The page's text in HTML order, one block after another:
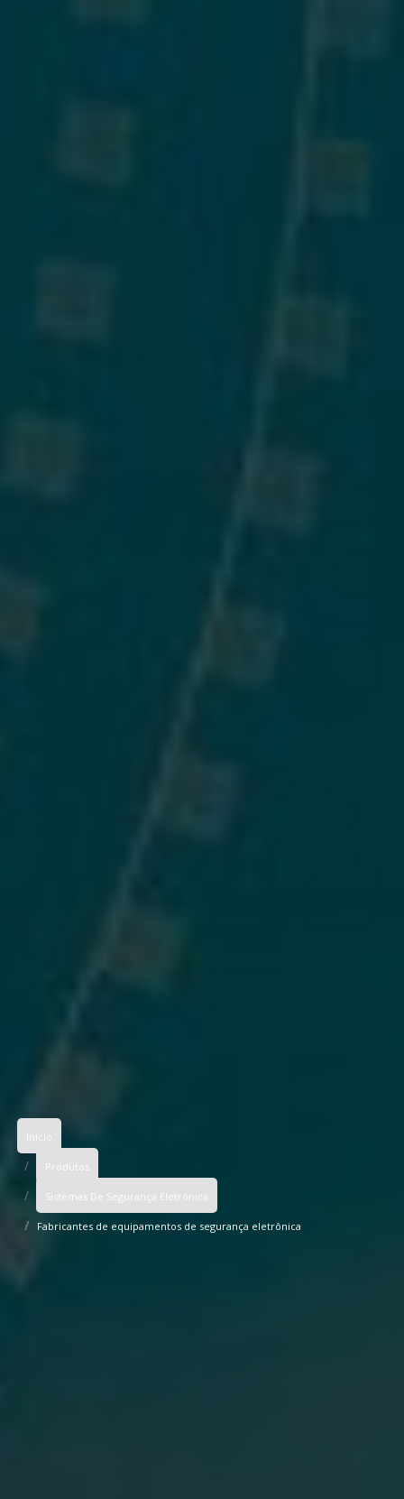
Início
Produtos
Sistemas De Segurança Eletrônica
Fabricantes de equipamentos de segurança eletrônica